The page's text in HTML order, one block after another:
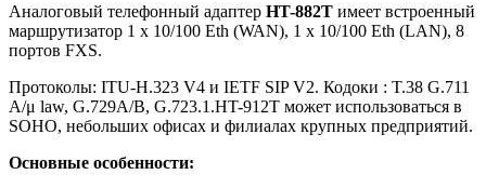
Аналоговый телефонный адаптер HT-882T имеет встроенный
маршрутизатор 1 x 10/100 Eth (WAN), 1 x 10/100 Eth (LAN), 8
портов FXS.
Протоколы: ITU-H.323 V4 и IETF SIP V2. Кодоки : T.38 G.711
A/μ law, G.729A/B, G.723.1.HT-912T может использоваться в
SOHO, небольших офисах и филиалах крупных предприятий.
Основные особенности: